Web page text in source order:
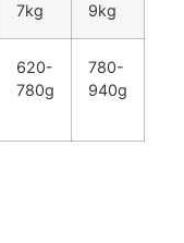
7kg
9kg
620-
780g
780-
940g